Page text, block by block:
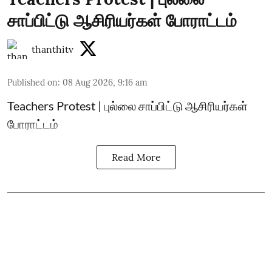
சாப்பிட்டு ஆசிரியர்கள் போராட்டம்
thanthitv
Published on: 08 Aug 2026, 9:16 am
Teachers Protest | புல்லை சாப்பிட்டு ஆசிரியர்கள்
போராட்டம்
Read More